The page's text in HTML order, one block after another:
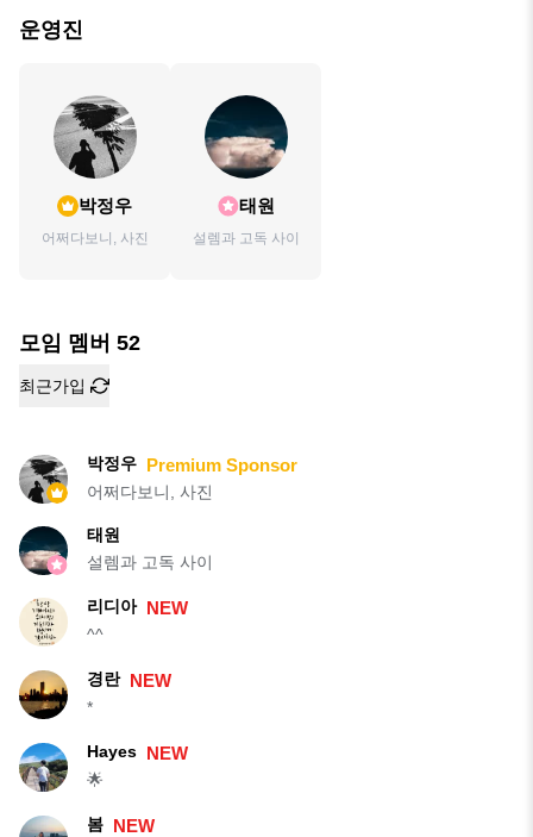
운영진
박정우
어쩌다보니, 사진
태원
설렘과 고독 사이
모임 멤버 52
최근가입
박정우 Premium Sponsor
어쩌다보니, 사진
태원
설렘과 고독 사이
리디아 NEW
^^
경란 NEW
*
Hayes NEW
🌟
봄 NEW